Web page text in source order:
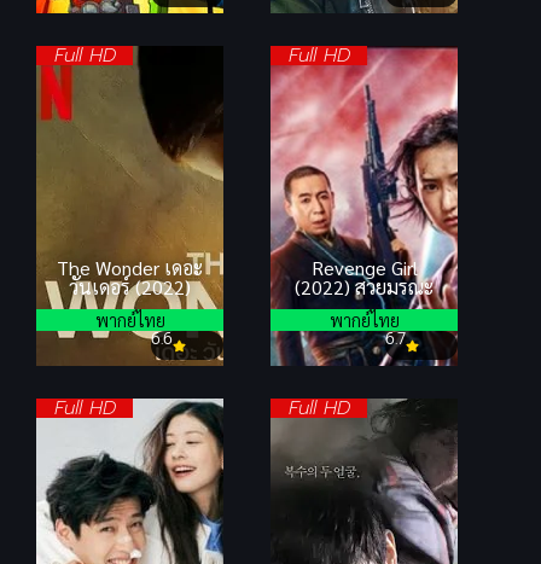
Full HD
The Wonder เดอะ
วันเดอร์ (2022)
6.6
พากย์ไทย
Full HD
Revenge Girl
(2022) สวยมรณะ
6.7
พากย์ไทย
Full HD Full HD